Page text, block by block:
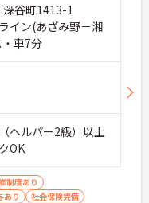
谷町1413-1
イン(あざみ野－湘
車7分
ヘルパー2級）以上
OK
制度あり
あり
社会保険完備